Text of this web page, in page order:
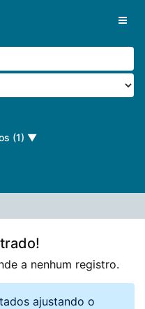
(1)
a nenhum registro.
ajustando o